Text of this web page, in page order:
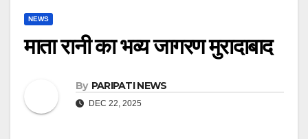
NEWS
माता रानी का भव्य जागरण मुरादाबाद
By PARIPATI NEWS
DEC 22, 2025